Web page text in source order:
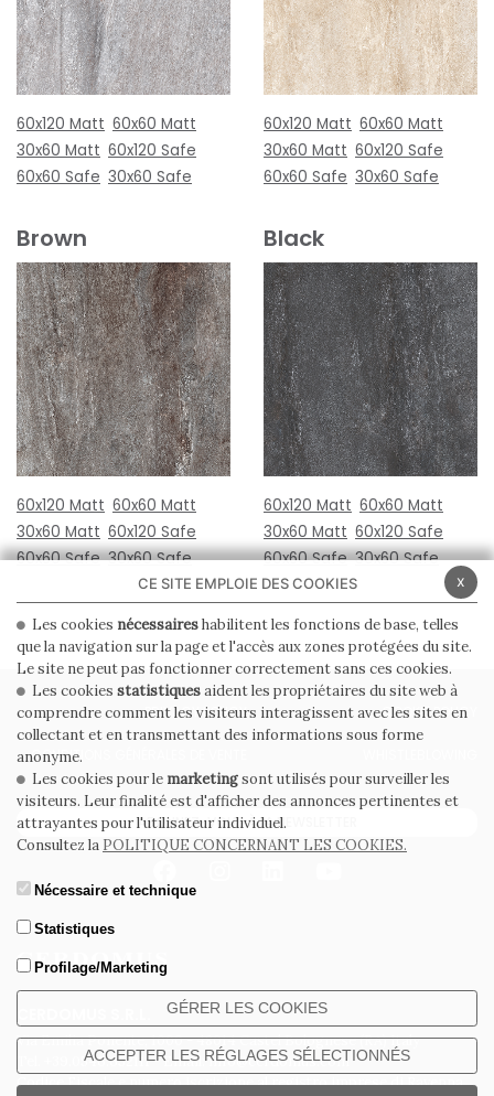
60x120 Matt 60x60 Matt
30x60 Matt 60x120 Safe
60x60 Safe 30x60 Safe
60x120 Matt 60x60 Matt
30x60 Matt 60x120 Safe
60x60 Safe 30x60 Safe
Brown
60x120 Matt 60x60 Matt
30x60 Matt 60x120 Safe
60x60 Safe 30x60 Safe
Black
60x120 Matt 60x60 Matt
30x60 Matt 60x120 Safe
60x60 Safe 30x60 Safe
Via Emilia Ponente, 1000 - 48014 Castel Bolognese (RA) Italy
Tel. +39.0546.652111 - Email: info@cerdomus.com
Codice Fiscale e numero iscrizione al registro imprese di Ravenna
PRIVACY POLICY COOKIE POLICY
CONDITIONS GÉNÉRALES DE VENTE
ABONNEZ-VOUS À LA NEWSLETTER
x
CE SITE EMPLOIE DES COOKIES
Les cookies nécessaireshabilitent les fonctions de base, telles
que la navigation sur la page et l'accès aux zones protégées du site.
Le site ne peut pas fonctionner correctement sans ces cookies.
Les cookies statistiquesaident les propriétaires du site web à
comprendre comment les visiteurs interagissent avec les sites en
collectant et en transmettant des informations sous forme
anonyme.
Les cookies pour le marketingsont utilisés pour surveiller les
visiteurs. Leur finalité est d'afficher des annonces pertinentes et
attrayantes pour l'utilisateur individuel.
Consultez la POLITIQUE CONCERNANT LES COOKIES.
Nécessaire et technique
Statistiques
Profilage/Marketing
GÉRER LES COOKIES
ACCEPTER LES RÉGLAGES SÉLECTIONNÉS